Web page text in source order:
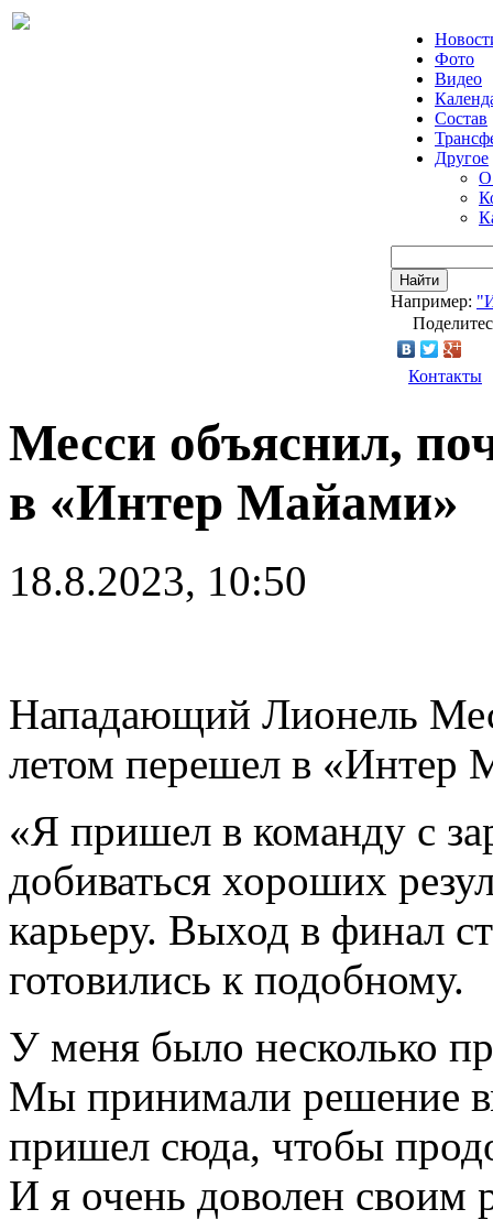
Фото
Видео
Состав
Другое
О
Найти
Например:
Контакты
Месси объяснил,
в «Интер Майами»
18.8.2023, 10:50
Нападающий Лионель
летом перешел в
«Я пришeл в команду с
добиваться хороших
карьеру. Выход в финал
готовились к подобному.
У меня было несколько
Мы принимали решение
пришeл сюда, чтобы
И я очень доволен своим